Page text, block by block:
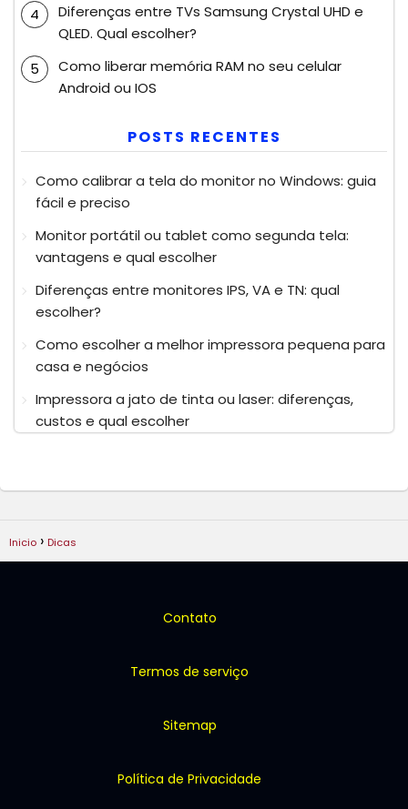
Diferenças entre TVs Samsung Crystal UHD e
QLED. Qual escolher?
Como liberar memória RAM no seu celular
Android ou IOS
POSTS RECENTES
Como calibrar a tela do monitor no Windows: guia
fácil e preciso
Monitor portátil ou tablet como segunda tela:
vantagens e qual escolher
Diferenças entre monitores IPS, VA e TN: qual
escolher?
Como escolher a melhor impressora pequena para
casa e negócios
Impressora a jato de tinta ou laser: diferenças,
custos e qual escolher
Inicio Dicas
Contato
Termos de serviço
Sitemap
Política de Privacidade